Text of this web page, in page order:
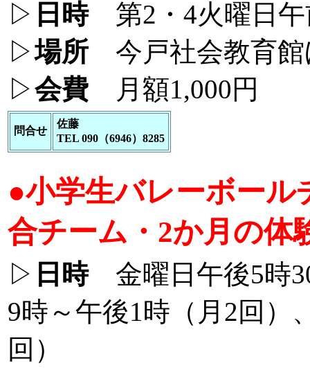
▷ 日時第2・4火曜日午
▷場所 今戸社会教育館
▷会費 月額1,000円
問合せ
佐藤
TEL 090（6946）8285
●小学生バレーボール
合チーム・2か月の体
▷ 日時金曜日午後5時
9時～午後1時（月2回）
回）